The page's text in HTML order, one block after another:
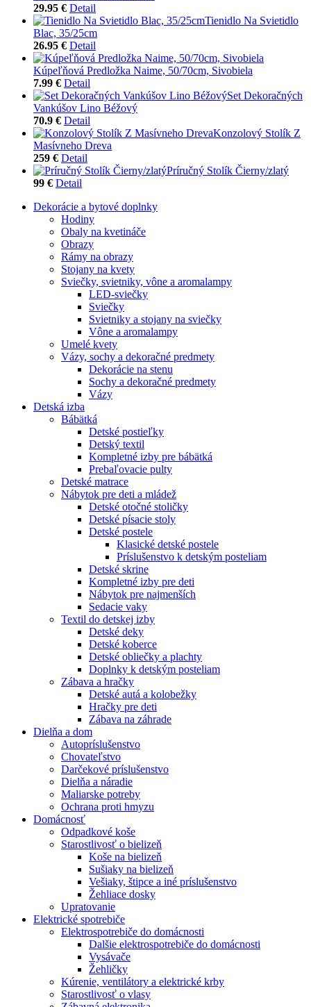
29.95 € Detail
Tienidlo Na Svietidlo
Blac, 35/25cm
26.95 € Detail
Kúpeľňová Predložka Naime, 50/70cm, Sivobiela
7.99 € Detail
Set Dekoračných
Vankúšov Lino Béžový
70.9 € Detail
Konzolový Stolík Z
Masívneho Dreva
259 € Detail
Príručný Stolík Čierny/zlatý
99 € Detail
Dekorácie a bytové doplnky
Hodiny
Obaly na kvetináče
Obrazy
Rámy na obrazy
Stojany na kvety
Sviečky, svietniky, vône a aromalampy
LED-sviečky
Sviečky
Svietniky a stojany na sviečky
Vône a aromalampy
Umelé kvety
Vázy, sochy a dekoračné predmety
Dekorácie na stenu
Sochy a dekoračné predmety
Vázy
Detská izba
Bábätká
Detské postieľky
Detský textil
Kompletné izby pre bábätká
Prebaľovacie pulty
Detské matrace
Nábytok pre deti a mládež
Detské otočné stoličky
Detské písacie stoly
Detské postele
Klasické detské postele
Príslušenstvo k detským posteliam
Detské skrine
Kompletné izby pre deti
Nábytok pre najmenších
Sedacie vaky
Textil do detskej izby
Detské deky
Detské koberce
Detské obliečky a plachty
Doplnky k detským posteliam
Zábava a hračky
Detské autá a kolobežky
Hračky pre deti
Zábava na záhrade
Dielňa a dom
Autopríslušenstvo
Chovateľstvo
Darčekové príslušenstvo
Dielňa a náradie
Maliarske potreby
Ochrana proti hmyzu
Domácnosť
Odpadkové koše
Starostlivosť o bielizeň
Koše na bielizeň
Sušiaky na bielizeň
Vešiaky, štipce a iné príslušenstvo
Žehliace dosky
Upratovanie
Elektrické spotrebiče
Elektrospotrebiče do domácnosti
Dalšie elektrospotrebiče do domácnosti
Vysávače
Žehličky
Kúrenie, ventilátory a elektrické krby
Starostlivosť o vlasy